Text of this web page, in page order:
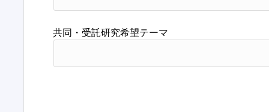
共同・受託研究希望テーマ